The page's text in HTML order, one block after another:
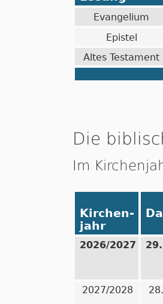
Evangelium
Epistel
Altes Testament
Die
Im
Kirchen-
jahr
2026/2027
2027/2028